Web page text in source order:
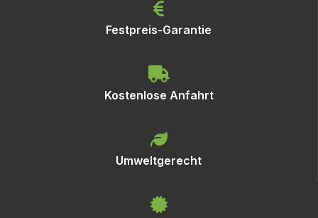
Festpreis-Garantie
Kostenlose Anfahrt
Umweltgerecht